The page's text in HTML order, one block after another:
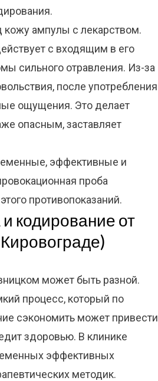
кожу ампулы с лекарством.
с входящим в его
сильного отравления. Из-за
после употребления
ощущения. Это делает
опасным, заставляет
эффективные и
проба
противопоказаний.
кодирование от
может быть разной.
процесс, который по
сэкономить может привести
здоровью. В клинике
эффективных
методик.